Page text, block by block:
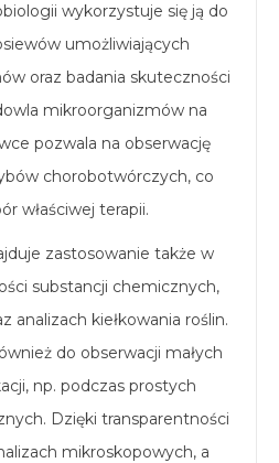
wykorzystuje się ją do
umożliwiających
oraz badania skuteczności
mikroorganizmów na
pozwala na obserwację
chorobotwórczych, co
właściwej terapii.
zastosowanie także w
substancji chemicznych,
analizach kiełkowania roślin.
do obserwacji małych
np. podczas prostych
Dzięki transparentności
mikroskopowych, a